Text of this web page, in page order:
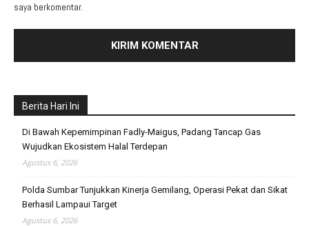
saya berkomentar.
Berita Hari Ini
Di Bawah Kepemimpinan Fadly-Maigus, Padang Tancap Gas
Wujudkan Ekosistem Halal Terdepan
Agustus 6, 2026
Polda Sumbar Tunjukkan Kinerja Gemilang, Operasi Pekat dan Sikat
Berhasil Lampaui Target
Agustus 6, 2026